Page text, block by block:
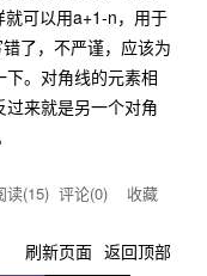
可以用a+1-n，用于
了，不严谨，应该为
。对角线的元素相
来就是另一个对角
读(15) 评论(0) 收藏
刷新页面 返回顶部